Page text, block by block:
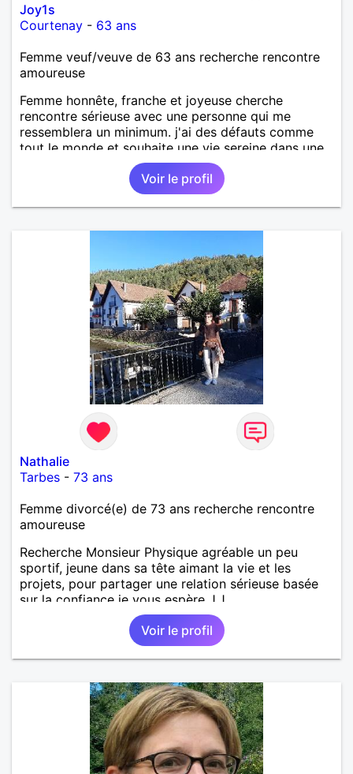
Joy1s
Courtenay - 63 ans
Femme veuf/veuve de 63 ans recherche rencontre
amoureuse
Femme honnête, franche et joyeuse cherche
rencontre sérieuse avec une personne qui me
ressemblera un minimum. j'ai des défauts comme
tout le monde et souhaite une vie sereine dans une
relation sur du long terme.
Voir le profil
Nathalie
Tarbes - 73 ans
Femme divorcé(e) de 73 ans recherche rencontre
amoureuse
Recherche Monsieur Physique agréable un peu
sportif, jeune dans sa tête aimant la vie et les
projets, pour partager une relation sérieuse basée
sur la confiance je vous espère J.J
Voir le profil